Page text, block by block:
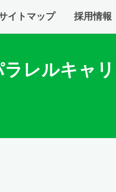
イトマップ 採用情報
レルキャ